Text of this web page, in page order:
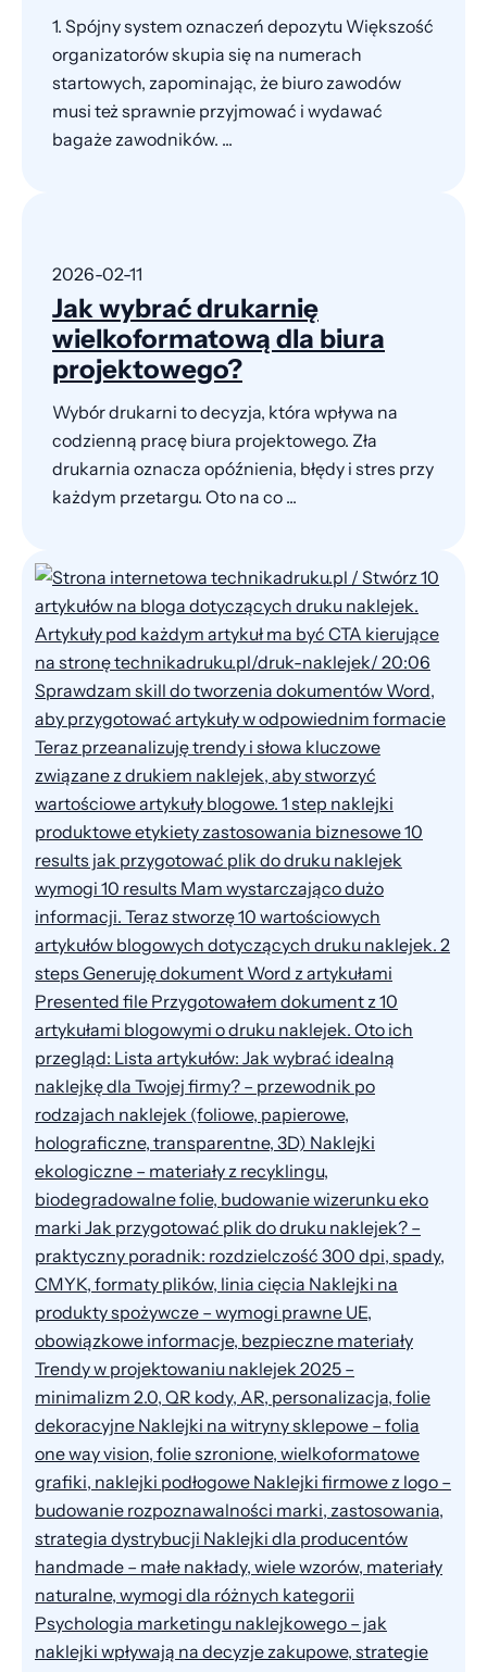
1. Spójny system oznaczeń depozytu Większość
organizatorów skupia się na numerach
startowych, zapominając, że biuro zawodów
musi też sprawnie przyjmować i wydawać
bagaże zawodników. ...
2026-02-11
Jak wybrać drukarnię
wielkoformatową dla biura
projektowego?
Wybór drukarni to decyzja, która wpływa na
codzienną pracę biura projektowego. Zła
drukarnia oznacza opóźnienia, błędy i stres przy
każdym przetargu. Oto na co ...